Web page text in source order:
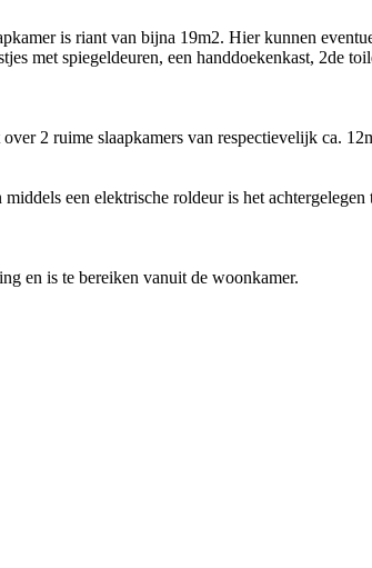
is riant van bijna 19m2. Hier kunnen
met spiegeldeuren, een handdoekenkast, 2de
2 ruime slaapkamers van respectievelijk ca.
een elektrische roldeur is het
en is te bereiken vanuit de woonkamer.